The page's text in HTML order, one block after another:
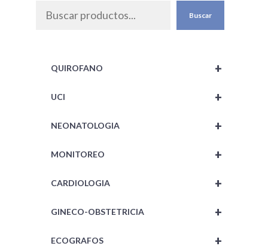
Buscar
+
QUIROFANO
+
UCI
+
NEONATOLOGIA
+
MONITOREO
+
CARDIOLOGIA
+
GINECO-OBSTETRICIA
+
ECOGRAFOS